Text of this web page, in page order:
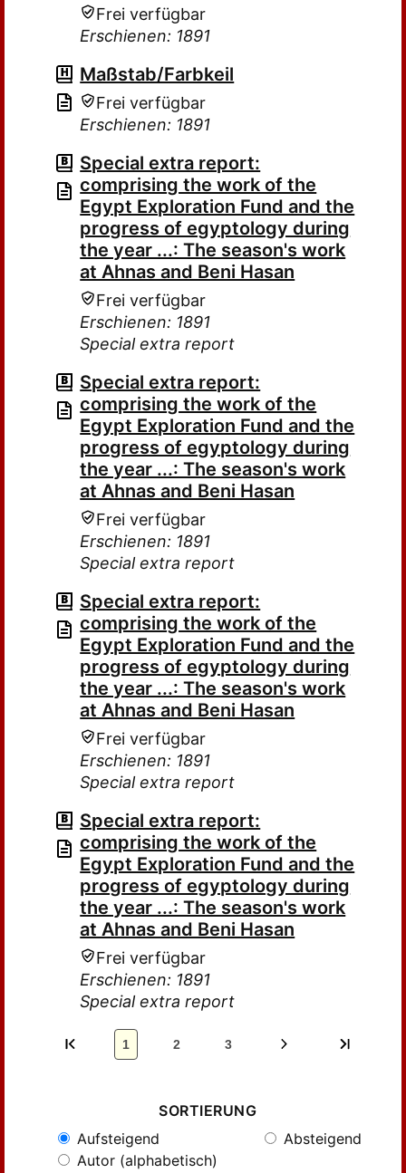
Frei verfügbar
Erschienen: 1891
Maßstab/Farbkeil
Frei verfügbar
Erschienen: 1891
Special extra report:
comprising the work of the
Egypt Exploration Fund and the
progress of egyptology during
the year ...: The season's work
at Ahnas and Beni Hasan
Frei verfügbar
Erschienen: 1891
Special extra report
Special extra report:
comprising the work of the
Egypt Exploration Fund and the
progress of egyptology during
the year ...: The season's work
at Ahnas and Beni Hasan
Frei verfügbar
Erschienen: 1891
Special extra report
Special extra report:
comprising the work of the
Egypt Exploration Fund and the
progress of egyptology during
the year ...: The season's work
at Ahnas and Beni Hasan
Frei verfügbar
Erschienen: 1891
Special extra report
Special extra report:
comprising the work of the
Egypt Exploration Fund and the
progress of egyptology during
the year ...: The season's work
at Ahnas and Beni Hasan
Frei verfügbar
Erschienen: 1891
Special extra report
1 2 3
SORTIERUNG
Aufsteigend
Absteigend
Autor (alphabetisch)